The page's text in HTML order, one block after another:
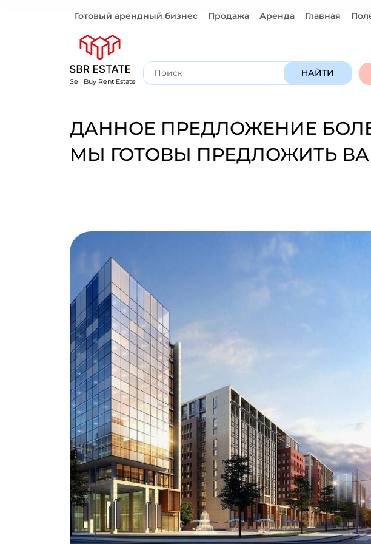
Готовый арендный бизнес Продажа Аренда Главная
Sell Buy Rent Estate
НАЙТИ
ДАННОЕ ПРЕДЛОЖЕНИЕ
МЫ ГОТОВЫ ПРЕДЛОЖИТЬ